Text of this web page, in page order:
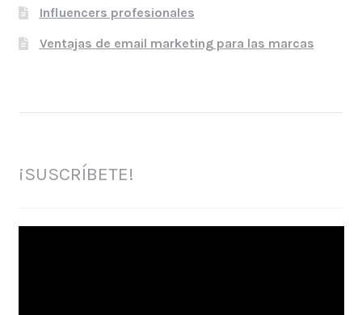
Influencers profesionales
Ventajas de email marketing para las marcas
¡SUSCRÍBETE!